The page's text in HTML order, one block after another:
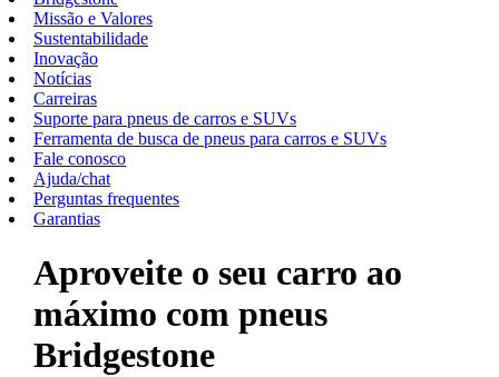
Missão e Valores
Sustentabilidade
Inovação
Notícias
Carreiras
Suporte para pneus de carros e SUVs
Ferramenta de busca de pneus para carros e SUVs
Fale conosco
Ajuda/chat
Perguntas frequentes
Garantias
Aproveite o seu carro ao
máximo com pneus
Bridgestone